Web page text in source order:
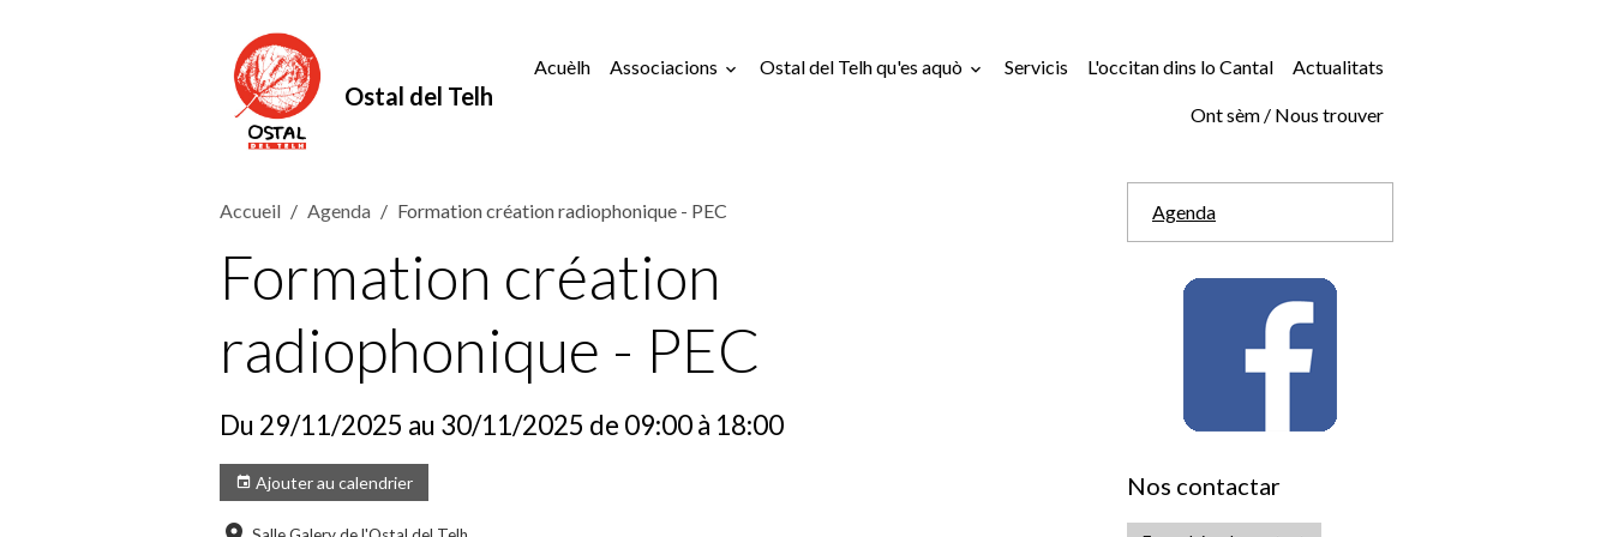
Ostal del Telh
Acuèlh Associacions Ostal del Telh qu'es aquò Servicis L'occitan dins lo Cantal Actualitats
Ont sèm / Nous trouver
Accueil Agenda Formation création radiophonique - PEC
Formation création
radiophonique - PEC
Du 29/11/2025 au 30/11/2025 de 09:00à 18:00
Ajouter au calendrier
Agenda
Nos contactar